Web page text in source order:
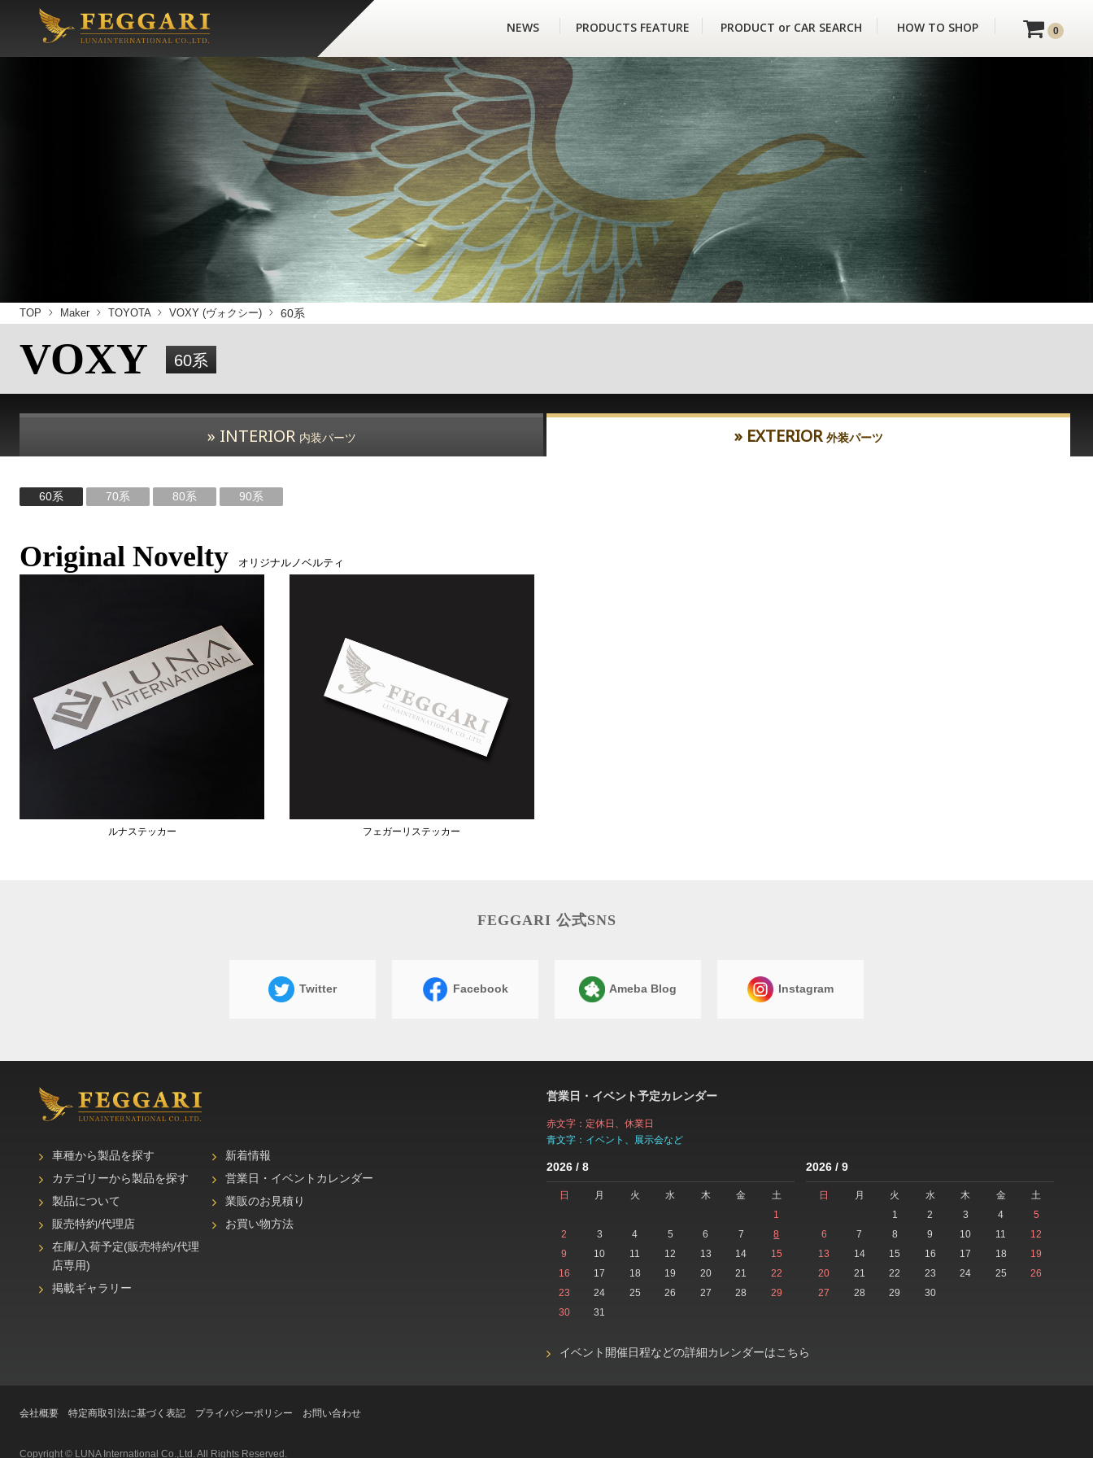
0
NEWS PRODUCTS FEATURE PRODUCT or CAR SEARCH HOW TO SHOP
TOP Maker TOYOTA VOXY (ヴォクシー) 60系
VOXY 60系
» INTERIOR 内装パーツ » EXTERIOR 外装パーツ
60系 70系 80系 90系
Original Novelty オリジナルノベルティ
ルナステッカー フェガーリステッカー
FEGGARI 公式SNS
Twitter Facebook Ameba Blog Instagram
車種から製品を探す
カテゴリーから製品を探す
製品について
販売特約/代理店
在庫/入荷予定(販売特約/代理
店専用)
掲載ギャラリー
新着情報
営業日・イベントカレンダー
業販のお見積り
お買い物方法
営業日・イベント予定カレンダー
赤文字：定休日、休業日
青文字：イベント、展示会など
2026 / 8
日 月 火 水 木 金
土
1
2
3 4 5 6 7
8
9
10 11 12 13 14
15
16
17 18 19 20 21
22
23
24 25 26 27 28
29
30
31
2026 / 9
日 月 火 水 木 金
土
1
2 3 4
5
6
7 8 9 10 11
12
13
14 15 16 17 18
19
20
21 22 23 24 25
26
27
28 29 30
イベント開催日程などの詳細カレンダーはこちら
会社概要 特定商取引法に基づく表記 プライバシーポリシー お問い合わせ
Copyright © LUNA International Co.,Ltd. All Rights Reserved.